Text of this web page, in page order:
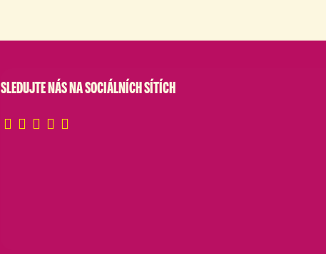
SLEDUJTE NÁS NA SOCIÁLNÍCH SÍTÍCH